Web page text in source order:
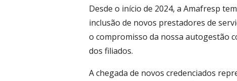
Desde o início de 2024, a Amafresp
inclusão de novos prestadores de
o compromisso da nossa autogestão
dos filiados.
A chegada de novos credenciados